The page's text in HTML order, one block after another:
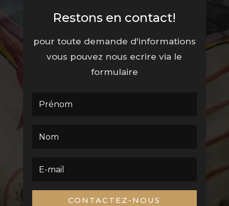
Restons en contact!
pour toute demande d'informations
vous pouvez nous ecrire via le
formulaire
CONTACTEZ-NOUS